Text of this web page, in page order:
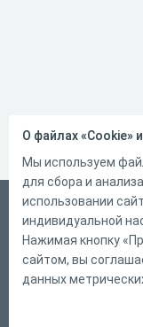
Русский
Справка
Форма
О файлах «Cookie»
Мы используем
для сбора и
использовании
индивидуальной
Нажимая кнопку
сайтом, вы
данных